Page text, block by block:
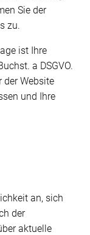
Sie der
zu.
ist Ihre
a DSGVO.
der Website
und Ihre
an, sich
der
aktuelle